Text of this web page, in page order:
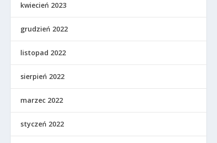
kwiecień 2023
grudzień 2022
listopad 2022
sierpień 2022
marzec 2022
styczeń 2022